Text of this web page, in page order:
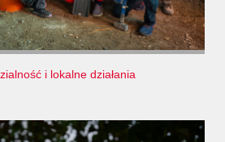
i lokalne działania